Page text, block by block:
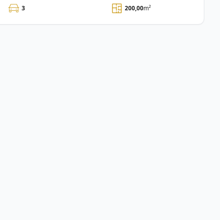
3 200,00m²